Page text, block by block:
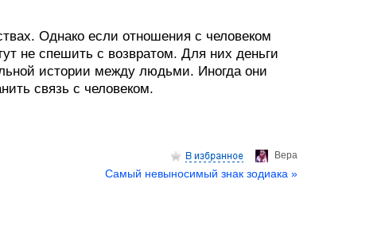
Однако если отношения с человеком
не спешить с возвратом. Для них деньги
истории между людьми. Иногда они
связь с человеком.
Верa
Самый невыносимый знак зодиака »